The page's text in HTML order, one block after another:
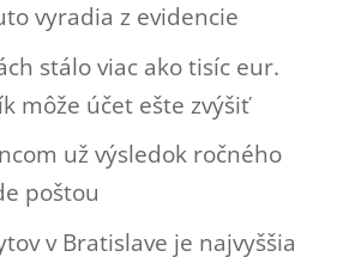
vyradia z evidencie
stálo viac ako tisíc eur.
môže účet ešte zvýšiť
už výsledok ročného
poštou
v Bratislave je najvyššia